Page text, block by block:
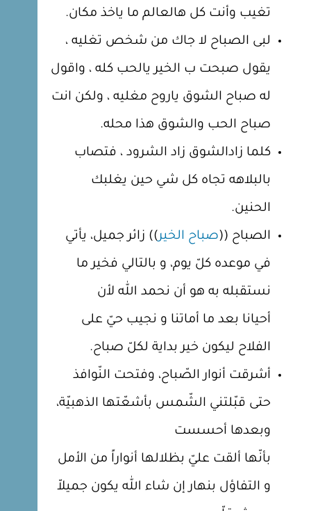
تغيب وأنت كل هالعالم ما ياخذ مكان.
لبى الصباح لا جاك من شخص تغليه ،
يقول صبحت ب الخير يالحب كله ، واقول
له صباح الشوق ياروح مغليه ، ولكن انت
صباح الحب والشوق هذا محله.
كلما زادالشوق زاد الشرود ، فتصاب
بالبلاهه تجاه كل شي حين يغلبك
الحنين.
الصباح ((صباح الخير)) زائر جميل، يأتي
في موعده كلّ يوم، و بالتالي فخير ما
نستقبله به هو أن نحمد الله لأن
أحيانا بعد ما أماتنا و نجيب حيّ على
الفلاح ليكون خير بداية لكلّ صباح.
أشرقت أنوار الصّباح، وفتحت النّوافذ
حتى قبّلتني الشّمس بأشعّتها الذهبيّة،
وبعدها أحسست
بأنّها ألقت عليّ بظلالها أنواراً من الأمل
و التفاؤل بنهار إن شاء الله يكون جميلاّ